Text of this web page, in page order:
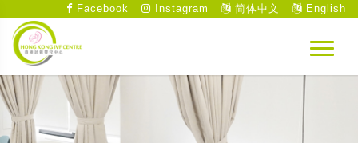
Facebook Instagram 简体中文 English